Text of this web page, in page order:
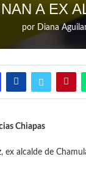
A EX
por Diana
Chiapas
ex alcalde de